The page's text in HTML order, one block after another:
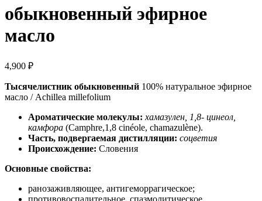
обыкновенный эфирное
масло
4,900 ₽
Тысячелистник обыкновенный 100% натуральное эфирное
масло / Achillea millefolium
Ароматические молекулы: хамазулен, 1,8- цинеол,
камфора (Camphre,1,8 cinéole, chamazulène).
Часть, подвергаемая дистилляции: соцветия
Происхождение: Словения
Основные свойства:
ранозаживляющее, антигеморрагическое;
противовоспалительное, спазмолитическое